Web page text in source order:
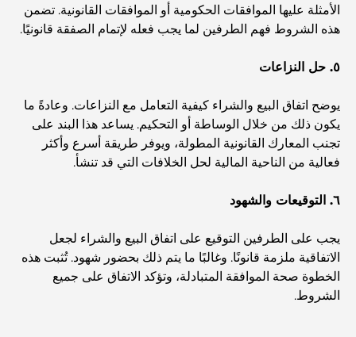
أفضل البنوك في دبي للمقيمين الأجانب: دليل مصرفي شامل
أفضل مطاعم شرائح اللحم في دبي: دليل لعشاق اللحوم
أغلى دولة في العالم: تصنيف عالمي لتكاليف المعيشة
البدنية في المنطقة المحيطة
أفضل مراكز التسوق في دبي للتسوق والترفيه
أنشطة يمكنك القيام بها في مركز دبي المالي العالمي:
الأمثلة عليها الموافقات الحكومية أو الموافقات القانونية. تضمن
هذه الشروط فهم الطرفين لما يجب فعله لإتمام الصفقة قانونيًا.
٥. حل النزاعات
يوضح اتفاق البيع والشراء كيفية التعامل مع النزاعات. وعادةً ما
يكون ذلك من خلال الوساطة أو التحكيم. يساعد هذا البند على
تجنب المعارك القانونية المطولة، ويوفر طريقة أسرع وأكثر
فعالية من الناحية المالية لحل الخلافات التي قد تنشأ.
٦. التوقيعات والشهود
يجب على الطرفين التوقيع على اتفاق البيع والشراء لجعل
الاتفاقية ملزمة قانونًا. وغالبًا ما يتم ذلك بحضور شهود. تُثبت هذه
الخطوة صحة الموافقة المتبادلة، وتؤكد الاتفاق على جميع
الشروط.